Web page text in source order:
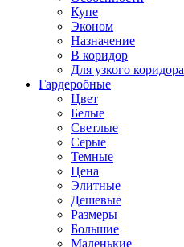
Купе
Эконом
Назначение
В коридор
Для узкого коридора
Гардеробные
Цвет
Белые
Светлые
Серые
Темные
Цена
Элитные
Дешевые
Размеры
Большие
Маленькие